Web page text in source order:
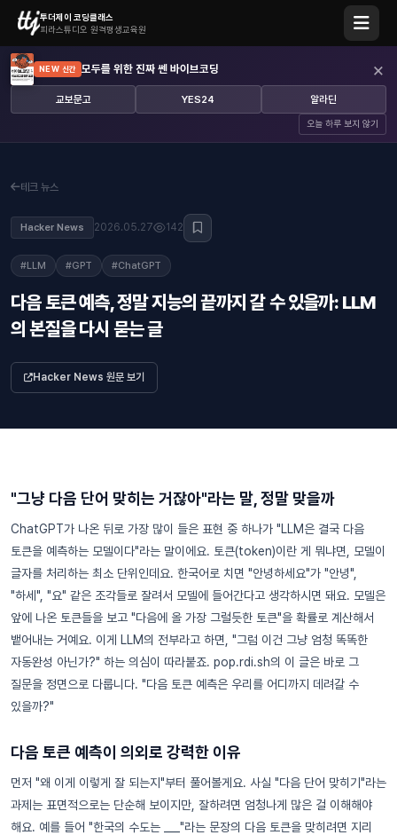
투더제이 코딩클래스
피라스튜디오 원격평생교육원
NEW 신간 모두를 위한 진짜 쎈 바이브코딩
교보문고 YES24 알라딘
오늘 하루 보지 않기
×
테크 뉴스
Hacker News 2026.05.27 142
#LLM #GPT #ChatGPT
다음 토큰 예측, 정말 지능의 끝까지 갈 수 있을까: LLM
의 본질을 다시 묻는 글
Hacker News 원문 보기
"그냥 다음 단어 맞히는 거잖아"라는 말, 정말 맞을까
ChatGPT가 나온 뒤로 가장 많이 들은 표현 중 하나가 "LLM은 결국 다음
토큰을 예측하는 모델이다"라는 말이에요. 토큰(token)이란 게 뭐냐면, 모델이
글자를 처리하는 최소 단위인데요. 한국어로 치면 "안녕하세요"가 "안녕",
"하세", "요" 같은 조각들로 잘려서 모델에 들어간다고 생각하시면 돼요. 모델은
앞에 나온 토큰들을 보고 "다음에 올 가장 그럴듯한 토큰"을 확률로 계산해서
뱉어내는 거예요. 이게 LLM의 전부라고 하면, "그럼 이건 그냥 엄청 똑똑한
자동완성 아닌가?" 하는 의심이 따라붙죠. pop.rdi.sh의 이 글은 바로 그
질문을 정면으로 다룹니다. "다음 토큰 예측은 우리를 어디까지 데려갈 수
있을까?"
다음 토큰 예측이 의외로 강력한 이유
먼저 "왜 이게 이렇게 잘 되는지"부터 풀어볼게요. 사실 "다음 단어 맞히기"라는
과제는 표면적으로는 단순해 보이지만, 잘하려면 엄청나게 많은 걸 이해해야
해요. 예를 들어 "한국의 수도는 ___"라는 문장의 다음 토큰을 맞히려면 지리